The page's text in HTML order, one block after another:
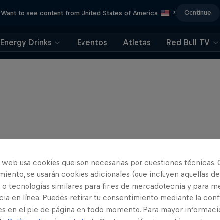
Want to see content from United States of America ? Continue
Energy Drinks Eventos Atletas Red Bull TV
web usa cookies que son necesarias por cuestiones técnicas.
se usarán cookies adicionales (que incluyen aquellas de
tecnologías similares para fines de mercadotecnia y para
en línea. Puedes retirar tu consentimiento mediante la
en el pie de página en todo momento. Para mayor